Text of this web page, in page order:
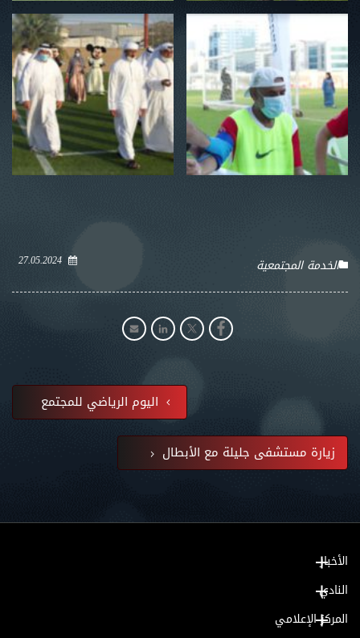
27.05.2024 الخدمة المجتمعية
اليوم الرياضي للمجتمع
زيارة مستشفى جليلة مع الأبطال
الأخبار
النادي
المركز الإعلامي